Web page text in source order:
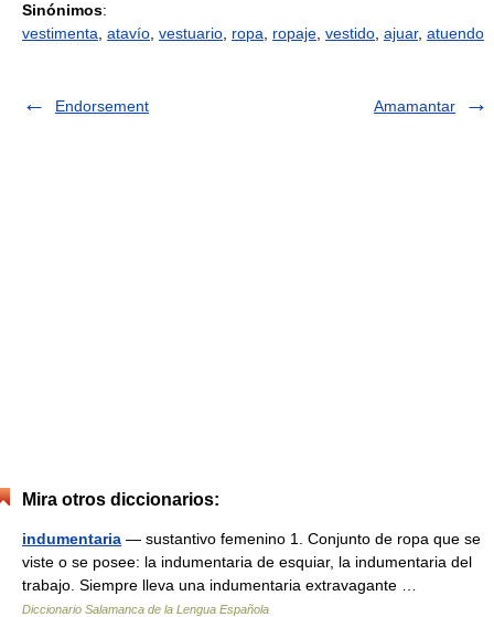
Sinónimos:
vestimenta atavío vestuario ropa ropaje vestido ajuar, atuendo
Endorsement Amamantar
Mira otros diccionarios:
indumentaria — sustantivo femenino 1. Conjunto de ropa que se
viste o se posee: la indumentaria de esquiar, la indumentaria del
trabajo. Siempre lleva una indumentaria extravagante …
Diccionario Salamanca de la Lengua Española